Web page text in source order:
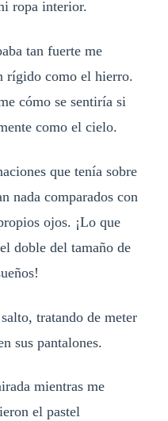
ropa interior.
tan fuerte me
rígido como el hierro.
cómo se sentiría si
como el cielo.
que tenía sobre
nada comparados con
ojos. ¡Lo que
doble del tamaño de
tratando de meter
sus pantalones.
mientras me
el pastel